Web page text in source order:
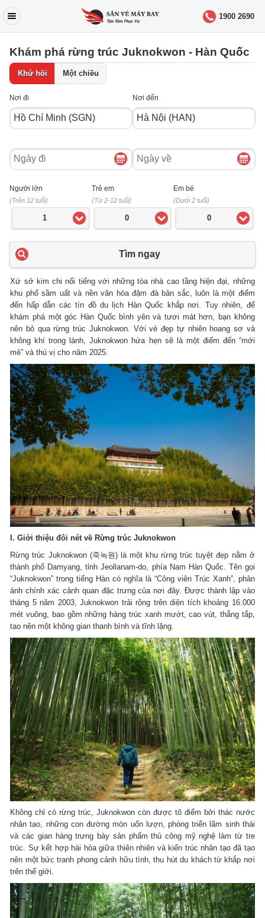
1900 2690
Khám phá rừng trúc Juknokwon - Hàn Quốc
Khứ hồi Một chiều
Nơi đi Nơi đến
Ngày
đi
Ngày
về
Người lớn
(Trên 12 tuổi)
1
Trẻ em
(Từ 2-12 tuổi)
0
Em bé
(Dưới 2 tuổi)
0
Tìm ngay
Xứ sở kim chi nổi tiếng với những tòa nhà cao tầng hiện đại, những
khu phố sầm uất và nền văn hóa đậm đà bản sắc, luôn là một điểm
đến hấp dẫn các tín đồ du lịch Hàn Quốc khắp nơi. Tuy nhiên, để
khám phá một góc Hàn Quốc bình yên và tươi mát hơn, bạn không
nên bỏ qua rừng trúc Juknokwon. Với vẻ đẹp tự nhiên hoang sơ và
không khí trong lành, Juknokwon hứa hẹn sẽ là một điểm đến “mới
mẻ” và thú vị cho năm 2025.
I. Giới thiệu đôi nét về Rừng trúc Juknokwon
Rừng trúc Juknokwon (죽녹원) là một khu rừng trúc tuyệt đẹp nằm ở
thành phố Damyang, tỉnh Jeollanam-do, phía Nam Hàn Quốc. Tên gọi
“Juknokwon” trong tiếng Hàn có nghĩa là “Công viên Trúc Xanh”, phản
ánh chính xác cảnh quan đặc trưng của nơi đây. Được thành lập vào
tháng 5 năm 2003, Juknokwon trải rộng trên diện tích khoảng 16.000
mét vuông, bao gồm những hàng trúc xanh mướt, cao vút, thẳng tắp,
tạo nên một không gian thanh bình và tĩnh lặng.
Không chỉ có rừng trúc, Juknokwon còn được tô điểm bởi thác nước
nhân tạo, những con đường mòn uốn lượn, phòng triển lãm sinh thái
và các gian hàng trưng bày sản phẩm thủ công mỹ nghệ làm từ tre
trúc. Sự kết hợp hài hòa giữa thiên nhiên và kiến trúc nhân tạo đã tạo
nên một bức tranh phong cảnh hữu tình, thu hút du khách từ khắp nơi
trên thế giới.